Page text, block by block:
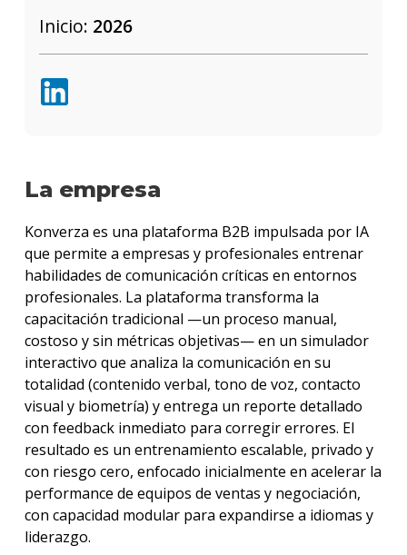
Inicio: 2026
La empresa
Konverza es una plataforma B2B impulsada por IA
que permite a empresas y profesionales entrenar
habilidades de comunicación críticas en entornos
profesionales. La plataforma transforma la
capacitación tradicional —un proceso manual,
costoso y sin métricas objetivas— en un simulador
interactivo que analiza la comunicación en su
totalidad (contenido verbal, tono de voz, contacto
visual y biometría) y entrega un reporte detallado
con feedback inmediato para corregir errores. El
resultado es un entrenamiento escalable, privado y
con riesgo cero, enfocado inicialmente en acelerar la
performance de equipos de ventas y negociación,
con capacidad modular para expandirse a idiomas y
liderazgo.